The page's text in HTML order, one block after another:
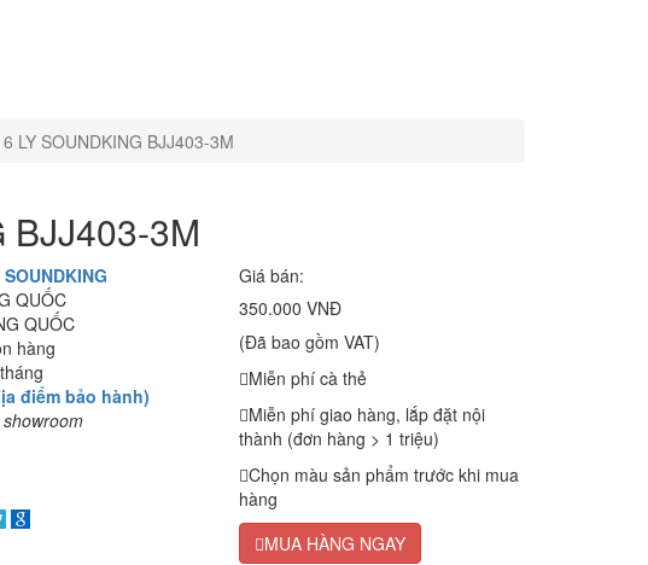
LY SOUNDKING BJJ403-3M
BJJ403-3M
SOUNDKING
QUỐC
QUỐC
hàng
điểm bảo hành)
Giá bán:
350.000 VNĐ
(Đã bao gồm VAT)
Miễn phí cà thẻ
Miễn phí giao hàng, lắp đặt nội
thành (đơn hàng > 1 triệu)
Chọn màu sản phẩm trước khi mua
hàng
MUA HÀNG NGAY